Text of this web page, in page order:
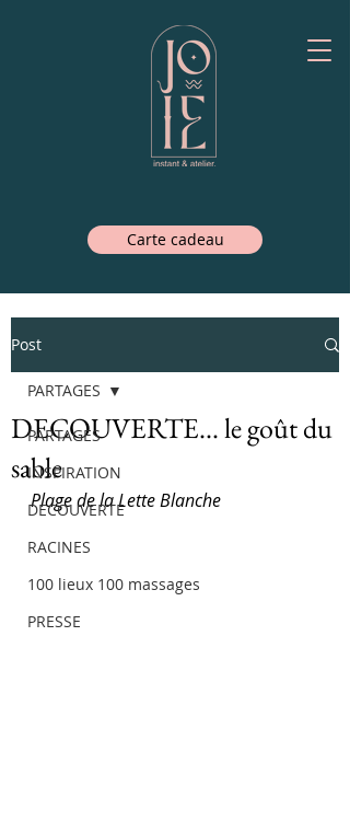
Carte cadeau
Post
PARTAGES
INSPIRATION
DECOUVERTE
RACINES
100 lieux 100 massages
PRESSE
PARTAGES
DECOUVERTE... le goût du
sable
Plage de la Lette Blanche